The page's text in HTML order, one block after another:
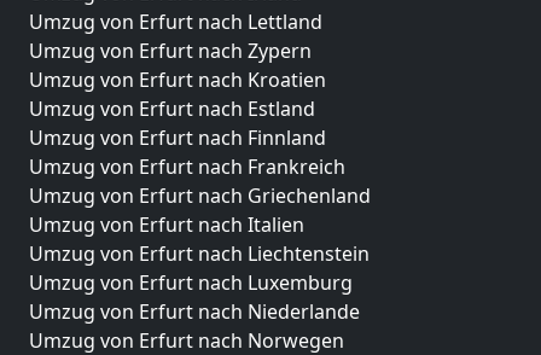
Umzug von Erfurt nach Lettland
Umzug von Erfurt nach Zypern
Umzug von Erfurt nach Kroatien
Umzug von Erfurt nach Estland
Umzug von Erfurt nach Finnland
Umzug von Erfurt nach Frankreich
Umzug von Erfurt nach Griechenland
Umzug von Erfurt nach Italien
Umzug von Erfurt nach Liechtenstein
Umzug von Erfurt nach Luxemburg
Umzug von Erfurt nach Niederlande
Umzug von Erfurt nach Norwegen